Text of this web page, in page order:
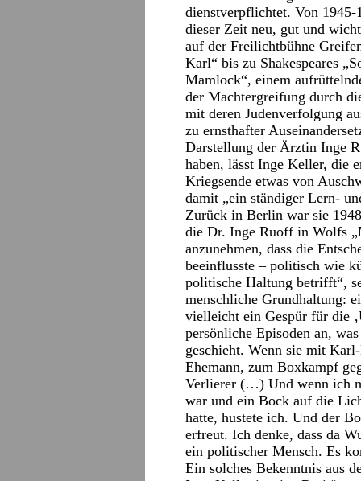
dienstverpflichtet. Von
dieser Zeit neu, gut und
auf der Freilichtbühne
Karl“ bis zu Shakespeares
Mamlock“, einem
der Machtergreifung durch
mit deren Judenverfolgung
zu ernsthafter
Darstellung der Ärztin Inge
haben, lässt Inge Keller, die
Kriegsende etwas von
damit „ein ständiger Lern-
Zurück in Berlin war sie
die Dr. Inge Ruoff in Wolfs
anzunehmen, dass die
beeinflusste – politisch wie
politische Haltung betrifft“,
menschliche Grundhaltung:
vielleicht ein Gespür für die
persönliche Episoden an,
geschieht. Wenn sie mit
Ehemann, zum Boxkampf
Verlierer (…) Und wenn ich
war und ein Bock auf die
hatte, hustete ich. Und der
erfreut. Ich denke, dass da
ein politischer Mensch. Es
Ein solches Bekenntnis aus